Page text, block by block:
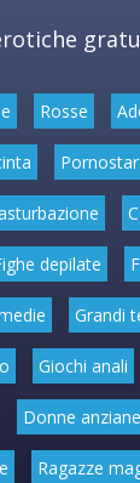
Rosse
Pornostar
depilate
Grandi
Giochi anali
Donne anziane
Ragazze